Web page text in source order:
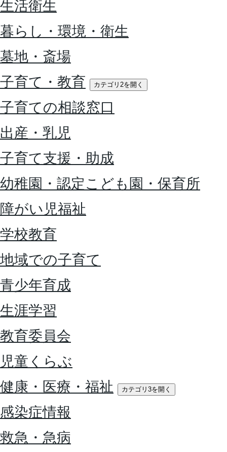
生活衛生
暮らし・環境・衛生
墓地・斎場
子育て・教育
カテゴリ2を開く
子育ての相談窓口
出産・乳児
子育て支援・助成
幼稚園・認定こども園・保育所
障がい児福祉
学校教育
地域での子育て
青少年育成
生涯学習
教育委員会
児童くらぶ
健康・医療・福祉
カテゴリ3を開く
感染症情報
救急・急病